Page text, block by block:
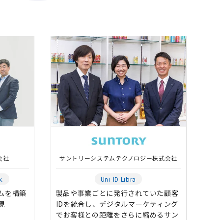
社
を構築
サントリーシステムテクノロジー株式会社
Uni-ID Libra
製品や事業ごとに発行されていた顧客
IDを統合し、デジタルマーケティング
でお客様との距離をさらに縮めるサン